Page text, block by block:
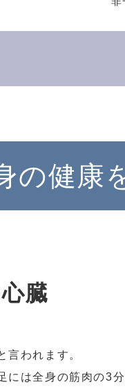
の健康
臓
言われます。
には全身の筋肉の3